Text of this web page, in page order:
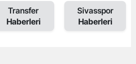
Transfer
Haberleri
Sivasspor
Haberleri